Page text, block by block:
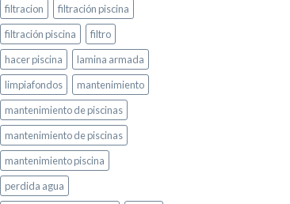
filtracion
filtración piscina
filtración piscina
filtro
hacer piscina
lamina armada
limpiafondos
mantenimiento
mantenimiento de piscinas
mantenimiento de piscinas
mantenimiento piscina
perdida agua